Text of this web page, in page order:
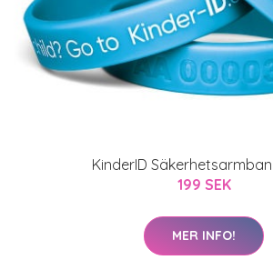
KinderID
199 SEK
MER INFO!